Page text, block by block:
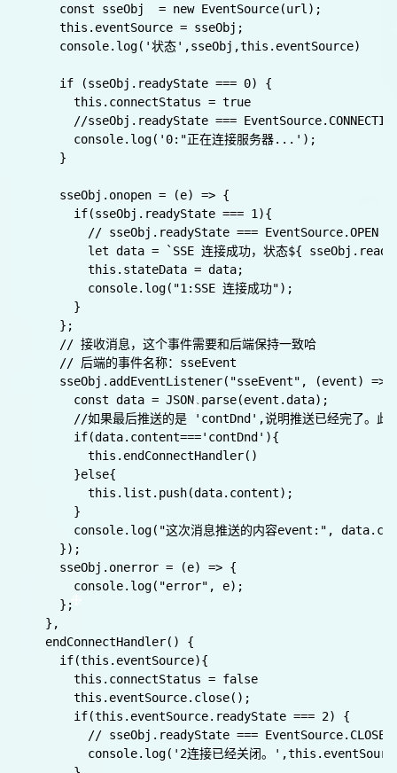
      list: [],
      connectStatus:false,
  created() {},
  methods: {
    startConnectHandler() {
let url = "http://127.0.0.1:3000/sse/ai/
      const sseObj  = new EventSource(url);
      this.eventSource = sseObj;
      console.log('状态',sseObj,this.eventSource)
      if (sseObj.readyState === 0) {
        this.connectStatus = true
//sseObj.readyState === EventSource.CONNECTING
        console.log('0:"正在连接服务器...');
      }
      sseObj.onopen = (e) => {
        if(sseObj.readyState === 1){
// sseObj.readyState === EventSource.OPEN 也
let data = `SSE 连接成功，状态${
          this.stateData = data;
          console.log("1:SSE 连接成功");
      // 接收消息，这个事件需要和后端保持一致哈
      // 后端的事件名称：sseEvent
sseObj.addEventListener("sseEvent", (event) =>
        const data = JSON.parse(event.data);
//如果最后推送的是 'contDnd',说明推送已经完了。此
        if(data.content==='contDnd'){
          this.endConnectHandler()
        }else{
          this.list.push(data.content);
        }
console.log("这次消息推送的内容event:",
      sseObj.onerror = (e) => {